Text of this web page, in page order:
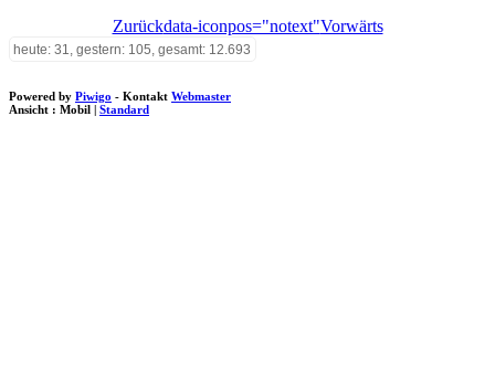
Zurückdata-iconpos="notext"Vorwärts
heute: 31, gestern: 105, gesamt: 12.693
Powered by Piwigo - Kontakt Webmaster
Ansicht : Mobil | Standard